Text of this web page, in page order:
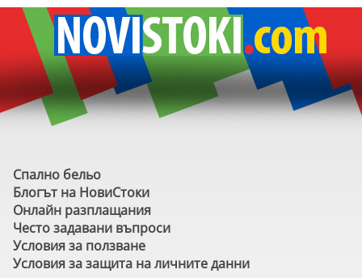
Спално бельо
Блогът на НовиСтоки
Онлайн разплащания
Често задавани въпроси
Условия за ползване
Условия за защита на личните данни